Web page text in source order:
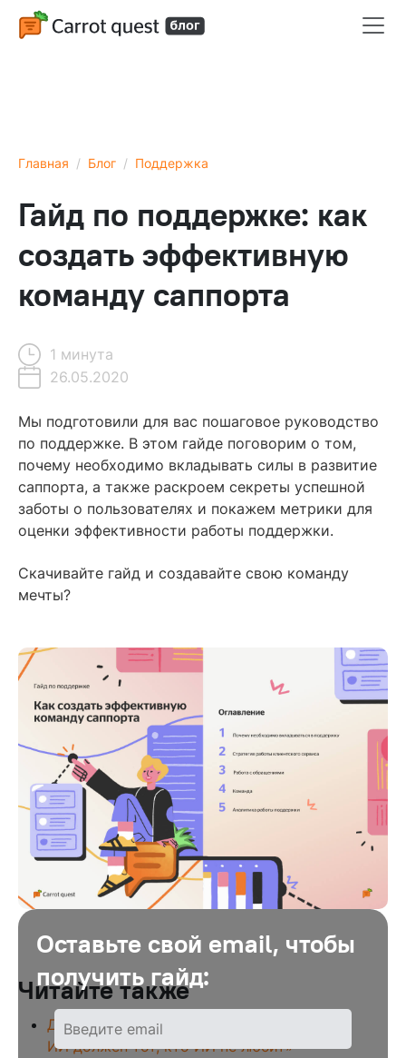
Главная Блог Поддержка
Гайд по поддержке: как
создать эффективную
команду саппорта
1 минута
26.05.2020
Содержание
Читайте также
Мы подготовили для вас пошаговое руководство
по поддержке. В этом гайде поговорим о том,
почему необходимо вкладывать силы в развитие
саппорта, а также раскроем секреты успешной
заботы о пользователях и покажем метрики для
оценки эффективности работы поддержки.
Скачивайте гайд и создавайте свою команду
мечты?
Оставьте свой email, чтобы
получить гайд:
Читайте также
Дмитрий Туровский, CIO: «Внедрять
ИИ должен тот, кто ИИ не любит»